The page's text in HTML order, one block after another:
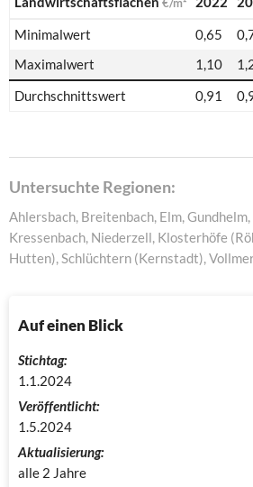
Minimalwert
0,65
Maximalwert
1,10
Durchschnittswert
0,91
Untersuchte Regionen:
Ahlersbach, Breitenbach, Elm,
Kressenbach, Niederzell, Klosterhöfe
Hutten), Schlüchtern (Kernstadt),
Auf einen Blick
Stichtag:
1.1.2024
Veröffentlicht:
1.5.2024
Aktualisierung:
alle 2 Jahre